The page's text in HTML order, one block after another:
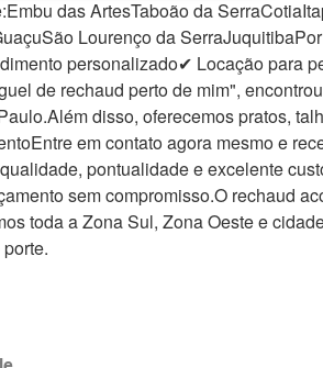
das ArtesTaboão da
Lourenço da
personalizado✔ Locação para
de rechaud perto de mim",
disso, oferecemos pratos,
em contato agora mesmo e
pontualidade e excelente
sem compromisso.O rechaud
toda a Zona Sul, Zona Oeste e